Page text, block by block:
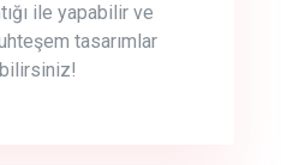
ile yapabilir ve
tasarımlar